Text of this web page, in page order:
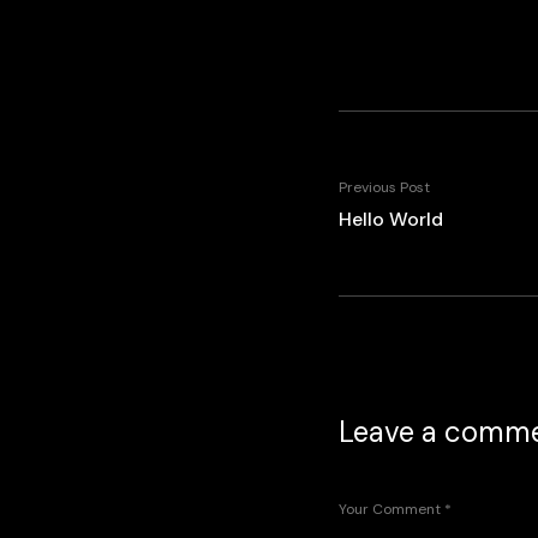
Previous Post
Hello World
Leave a
Your Comment *